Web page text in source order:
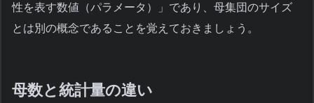
性を表す数値（パラメータ）」であり、母集団のサイズ
とは別の概念であることを覚えておきましょう。
母数と統計量の違い